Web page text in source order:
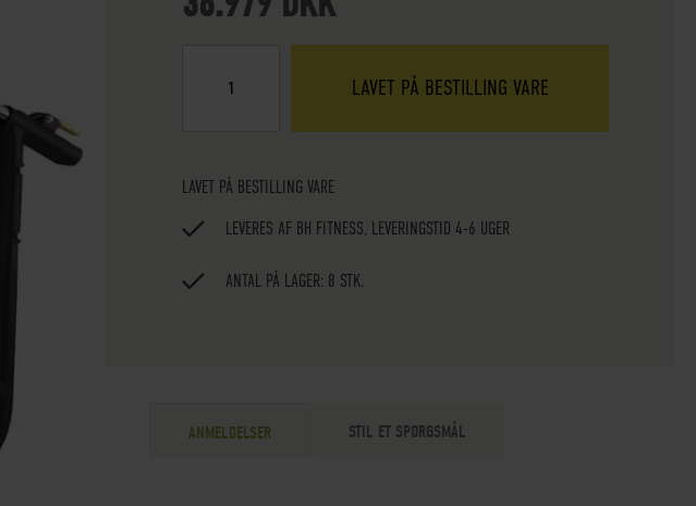
LAVET PÅ BESTILLING VARE
LAVET PÅ BESTILLING VARE
LEVERES AF BH FITNESS, LEVERINGSTID 4-6 UGER
ANTAL PÅ LAGER: 8 STK.
ANMELDELSER STIL ET SPØRGSMÅL